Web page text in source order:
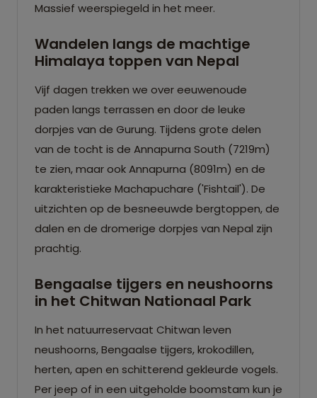
Massief weerspiegeld in het meer.
Wandelen langs de machtige
Himalaya toppen van Nepal
Vijf dagen trekken we over eeuwenoude
paden langs terrassen en door de leuke
dorpjes van de Gurung. Tijdens grote delen
van de tocht is de Annapurna South (7219m)
te zien, maar ook Annapurna (8091m) en de
karakteristieke Machapuchare ('Fishtail'). De
uitzichten op de besneeuwde bergtoppen, de
dalen en de dromerige dorpjes van Nepal zijn
prachtig.
Bengaalse tijgers en neushoorns
in het Chitwan Nationaal Park
In het natuurreservaat Chitwan leven
neushoorns, Bengaalse tijgers, krokodillen,
herten, apen en schitterend gekleurde vogels.
Per jeep of in een uitgeholde boomstam kun je